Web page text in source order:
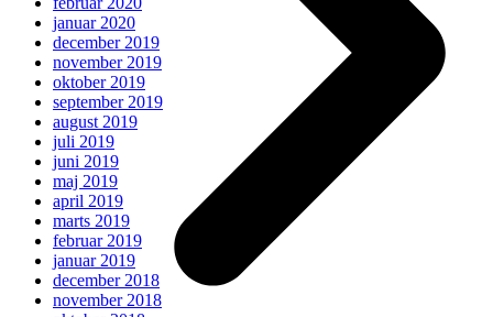
januar 2020
december 2019
november 2019
oktober 2019
september 2019
august 2019
juli 2019
juni 2019
maj 2019
april 2019
marts 2019
februar 2019
januar 2019
december 2018
november 2018